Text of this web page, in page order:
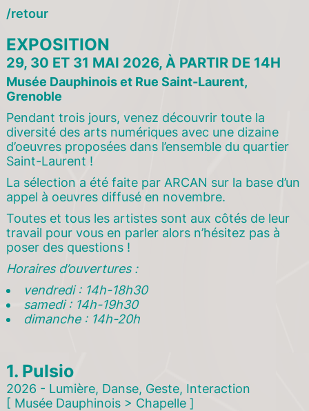
retour
EXPOSITION
29, 30 ET 31 MAI 2026, À PARTIR DE 14H
Musée Dauphinois et Rue Saint-Laurent,
Grenoble
Pendant trois jours, venez découvrir toute la
diversité des arts numériques avec une dizaine
d’oeuvres proposées dans l’ensemble du quartier
Saint-Laurent !
La sélection a été faite par ARCAN sur la base d’un
appel à oeuvres diffusé en novembre.
Toutes et tous les artistes sont aux côtés de leur
travail pour vous en parler alors n’hésitez pas à
poser des questions !
Horaires d’ouvertures :
vendredi : 14h-18h30
samedi : 14h-19h30
dimanche : 14h-20h
12
3
4
5
1. Pulsio
2026 - Lumière, Danse, Geste, Interaction
[ Musée Dauphinois > Chapelle ]